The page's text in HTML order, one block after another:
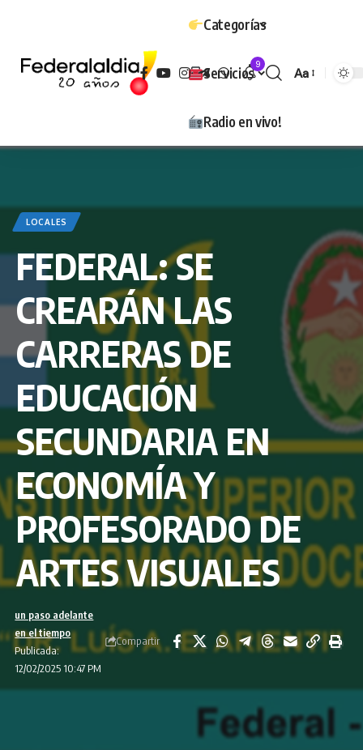
Categorías
Servicios
Radio en vivo!
9
Tamaño
Aa
LOCALES
FEDERAL: SE
CREARÁN LAS
CARRERAS DE
EDUCACIÓN
SECUNDARIA EN
ECONOMÍA Y
PROFESORADO DE
ARTES VISUALES
Publicada:
12/02/2025 10:47 PM
un paso adelante
en el tiempo
Compartir